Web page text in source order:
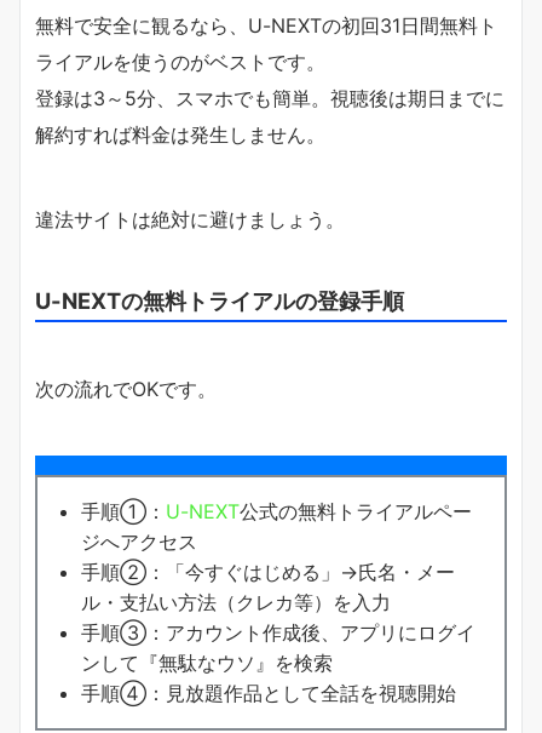
無料で安全に観るなら、U-NEXTの初回31日間無料ト
ライアルを使うのがベストです。
登録は3～5分、スマホでも簡単。視聴後は期日までに
解約すれば料金は発生しません。
違法サイトは絶対に避けましょう。
U-NEXTの無料トライアルの登録手順
次の流れでOKです。
手順①： U-NEXT公式の無料トライアルペー
ジへアクセス
手順②：「今すぐはじめる」→氏名・メー
ル・支払い方法（クレカ等）を入力
手順③：アカウント作成後、アプリにログイ
ンして『無駄なウソ』を検索
手順④：見放題作品として全話を視聴開始